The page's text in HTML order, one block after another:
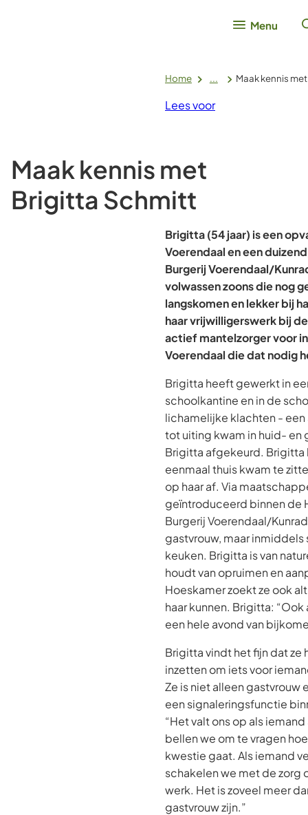
Menu
Home ... Maak kennis
Lees voor
Maak kennis met
Brigitta Schmitt
Brigitta (54 jaar) is een
Voerendaal en een
Burgerij Voerendaal/
volwassen zoons die nog
langskomen en lekker bij
haar vrijwilligerswerk bij
actief mantelzorger voor
Voerendaal die dat nodig
Brigitta heeft gewerkt in
schoolkantine en in de
lichamelijke klachten -
tot uiting kwam in huid- en
Brigitta afgekeurd. Brigitta
eenmaal thuis kwam te
op haar af. Via
geïntroduceerd binnen de
Burgerij Voerendaal/
gastvrouw, maar inmiddels
keuken. Brigitta is van
houdt van opruimen en
Hoeskamer zoekt ze ook
haar kunnen. Brigitta:
een hele avond van
Brigitta vindt het fijn dat ze
inzetten om iets voor
Ze is niet alleen gastvrouw
een signaleringsfunctie
“Het valt ons op als
bellen we om te vragen
kwestie gaat. Als iemand
schakelen we met de zorg
werk. Het is zoveel meer
gastvrouw zijn.”